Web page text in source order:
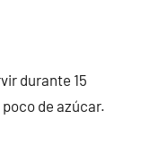
durante 15
de azúcar.